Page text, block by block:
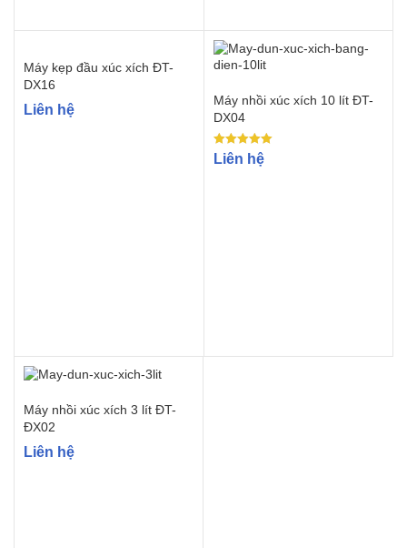
Máy kẹp đầu xúc xích ĐT-
DX16
Liên hệ
Máy nhồi xúc xích 10 lít ĐT-
DX04
Rated
5.00
Liên hệ
Máy nhồi xúc xích 3 lít ĐT-
ĐX02
Liên hệ